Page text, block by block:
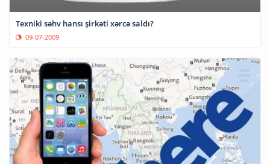
Texniki səhv hansı şirkəti xərcə saldı?
09-07-2009